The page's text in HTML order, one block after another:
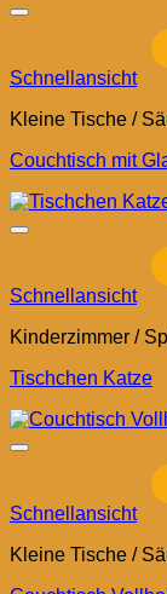
Schnellansicht
Kleine Tische /
Couchtisch mit
Schnellansicht
Kinderzimmer /
Tischchen Katze
Schnellansicht
Kleine Tische /